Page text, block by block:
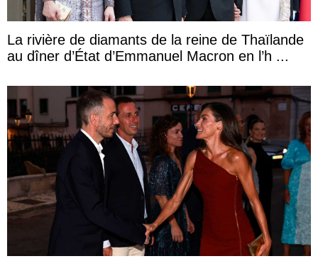
La rivière de diamants de la reine de Thaïlande
au dîner d’État d’Emmanuel Macron en l’h ...